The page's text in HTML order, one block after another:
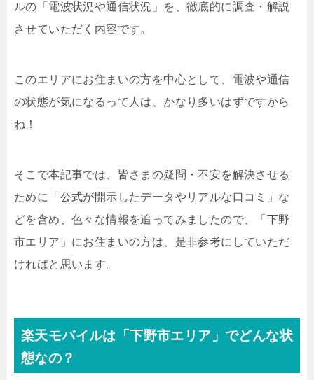
ルの「電波状況や通信状況」を、徹底的に調査・解説
させていただく内容です。
このエリアにお住まいの方を中心として、電波や通信
の状態が気になるって人は、かなり多いはずですから
ね！
そこで本記事では、皆さまの疑問・不安を解決させる
ために「公式が開示したデータやリアルな口コミ」な
どを含め、色々な情報を追ってみましたので、「下野
市エリア」にお住まいの方は、是非参考にしていただ
ければと思います。
楽天モバイルは「下野市エリア」でどんな状
態なの？